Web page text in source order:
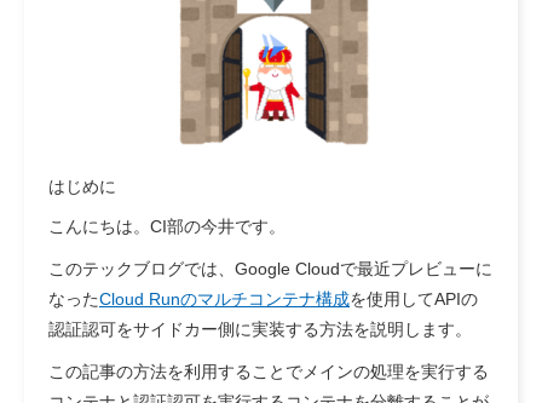
はじめに
こんにちは。CI部の今井です。
このテックブログでは、Google Cloudで最近プレビューに
なったCloud Runのマルチコンテナ構成を使用してAPIの
認証認可をサイドカー側に実装する方法を説明します。
この記事の方法を利用することでメインの処理を実行する